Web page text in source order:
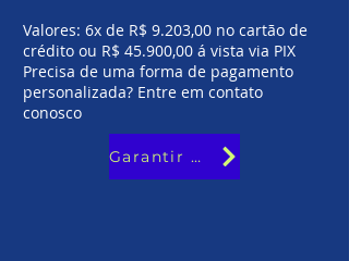
Valores: 6x de R$ 9.203,00 no cartão de
crédito ou R$ 45.900,00 á vista via PIX
Precisa de uma forma de pagamento
personalizada? Entre em contato
conosco
Garantir minha vaga